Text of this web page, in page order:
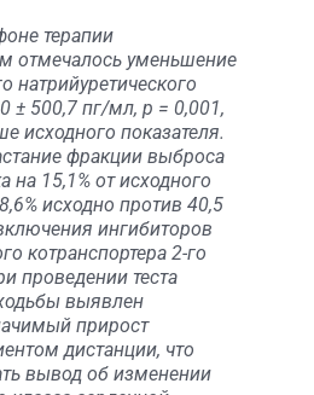
терапии
отмечалось уменьшение
натрийуретического
± 500,7 пг/мл, р = 0,001,
исходного показателя.
фракции выброса
на 15,1% от исходного
исходно против 40,5
ингибиторов
котранспортера 2-го
проведении теста
выявлен
прирост
дистанции, что
вывод об изменении